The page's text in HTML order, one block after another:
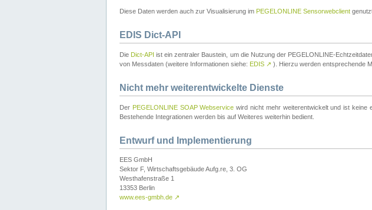
Diese Daten werden auch zur Visualisierung im PEGELONLINE Sensorwebclient
EDIS Dict-API
Die Dict-API ist ein zentraler Baustein, um die Nutzung der PEGELONLINE-
von Messdaten (weitere Informationen siehe: EDIS ↗ ). Hierzu werden entsprechende
Nicht mehr weiterentwickelte Dienste
Der PEGELONLINE SOAP Webservice wird nicht mehr weiterentwickelt und ist keine
Bestehende Integrationen werden bis auf Weiteres weiterhin bedient.
Entwurf und Implementierung
EES GmbH
Sektor F, Wirtschaftsgebäude Aufg.re, 3. OG
Westhafenstraße 1
13353 Berlin
www.ees-gmbh.de ↗